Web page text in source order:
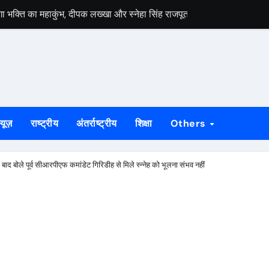
भक्ति का महाकुंभ, दीपक लख्खा और स्नेहा सिंह राजपूत की भजन संध्या होगी
ताकत : सुदेश महतो
1000 कांवरियों का भव्य जत्था, शिव परिवार की झांकी और सांस्कृतिक
भीतर बैठे अनिल महतो की मौत, गांव में मातम
को विधायक सोनाराम सिंकु ने भेंट किए मॉडल नगाड़ा
राष्ट्रीय अंतर्राष्ट्रीय शिक्षा Others
बोले पूर्व सीआरपीएफ कमांडेट गिरिडीह से मिले स्न्नेह को भूलना संभव नहीं